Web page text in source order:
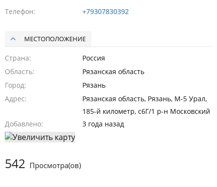
Телефон +79307830392
МЕСТОПОЛОЖЕНИЕ
Страна
Россия
Область
Рязанская область
Город
Рязань
Адрес
Рязанская область, Рязань, М-5 Урал,
185-й километр, с6Г/1 р-н Московский
Добавлено
3 года назад
542 Просмотра(ов)